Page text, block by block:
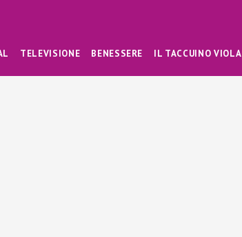
TELEVISIONE BENESSERE IL TACCUINO VIOLA